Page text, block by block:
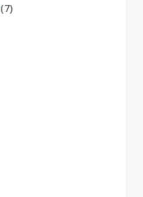
(7)